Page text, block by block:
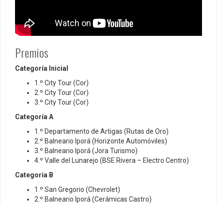
Premios
Categoría Inicial
1.º City Tour (Cor)
2.º City Tour (Cor)
3.º City Tour (Cor)
Categoría A
1.º Departamento de Artigas (Rutas de Oro)
2.º Balneario Iporá (Horizonte Automóviles)
3.º Balneario Iporá (Jora Turismo)
4.º Valle del Lunarejo (BSE Rivera – Electro Centro)
Categoría B
1.º San Gregorio (Chevrolet)
2.º Balneario Iporá (Cerámicas Castro)